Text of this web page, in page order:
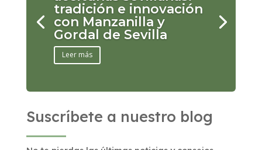
tradición e innovación
con Manzanilla y
Gordal de Sevilla
Leer más
Suscríbete a nuestro blog